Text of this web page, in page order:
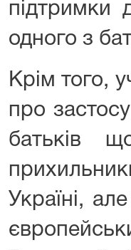
підтримки
одного з
Крім того,
про
батьків
Україні,